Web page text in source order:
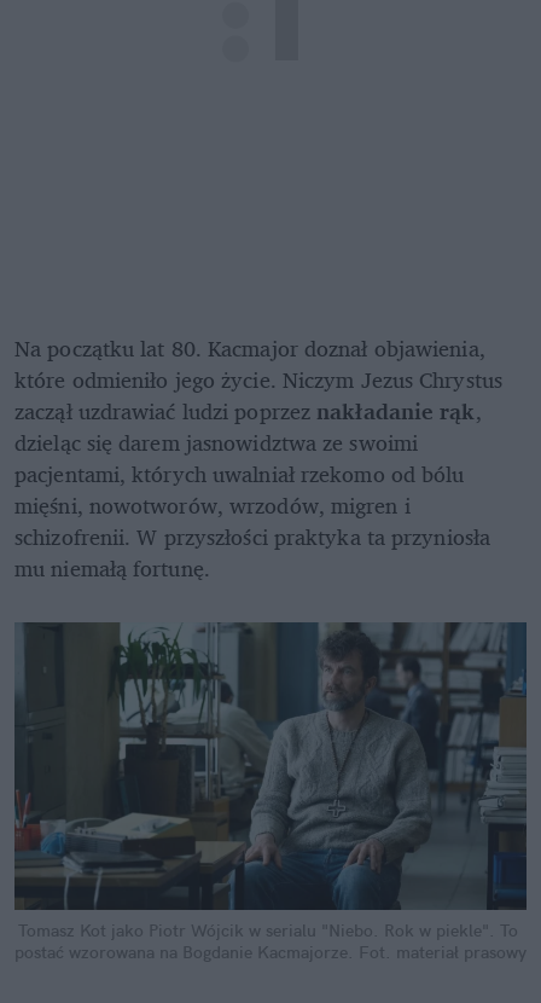
Na początku lat 80. Kacmajor doznał objawienia,
które odmieniło jego życie. Niczym Jezus Chrystus
zaczął uzdrawiać ludzi poprzez nakładanie rąk,
dzieląc się darem jasnowidztwa ze swoimi
pacjentami, których uwalniał rzekomo od bólu
mięśni, nowotworów, wrzodów, migren i
schizofrenii. W przyszłości praktyka ta przyniosła
mu niemałą fortunę.
Tomasz Kot jako Piotr Wójcik w serialu "Niebo. Rok w piekle". To
postać wzorowana na Bogdanie Kacmajorze. Fot. materiał prasowy